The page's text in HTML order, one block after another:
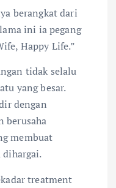
berangkat dari
ini ia pegang
Happy Life.”
tidak selalu
yang besar.
dengan
berusaha
membuat
dihargai.
treatment